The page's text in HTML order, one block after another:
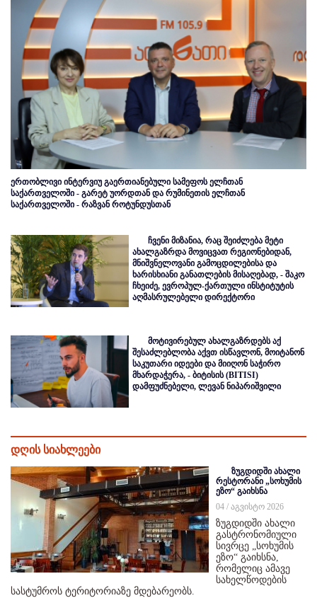
ერთობლივი ინტერვიუ გაერთიანებული სამეფოს ელჩთან
საქართველოში - გარეტ უორდთან და რუმინეთის ელჩთან
საქართველოში - რაზვან როტუნდუსთან
ჩვენი მიზანია, რაც შეიძლება მეტი
ახალგაზრდა მოვიცვათ რეგიონებიდან,
მნიშვნელოვანი გამოცდილებისა და
ხარისხიანი განათლების მისაღებად, - შაკო
ჩხეიძე, ევროპულ-ქართული ინსტიტუტის
აღმასრულებელი დირექტორი
მოტივირებულ ახალგაზრდებს აქ
შესაძლებლობა აქვთ ისწავლონ, მოიტანონ
საკუთარი იდეები და მიიღონ საჭირო
მხარდაჭერა, - ბიტისის (BITISI)
დამფუძნებელი, ლევან ნიპარიშვილი
დღის სიახლეები
ზუგდიდში ახალი
რესტორანი „სოხუმის
ეზო“ გაიხსნა
04 / აგვისტო 2026
ზუგდიდში ახალი
გასტრონომიული
სივრცე „სოხუმის
ეზო“ გაიხსნა,
რომელიც ამავე
სახელწოდების
სასტუმროს ტერიტორიაზე მდებარეობს.